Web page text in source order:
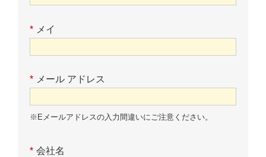
* メイ
* メール アドレス
※Eメールアドレスの入力間違いにご注意ください。
* 会社名